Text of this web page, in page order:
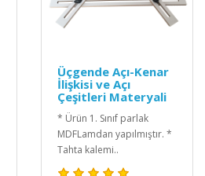
Üçgende Açı-Kenar
İlişkisi ve Açı
Çeşitleri Materyali
* Ürün 1. Sınıf parlak
MDFLamdan yapılmıştır. *
Tahta kalemi..